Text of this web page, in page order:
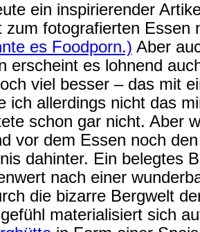
ein inspirierender
zum fotografierten Essen
es Foodporn.) Aber
erscheint es lohnend
viel besser – das mit
ich allerdings nicht das
schon gar nicht. Aber
vor dem Essen noch
dahinter. Ein belegtes
nach einer
die bizarre Bergwelt
materialisiert sich